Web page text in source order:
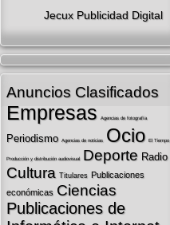
Jecux Publicidad Digital
Anuncios Clasificados
Empresas Agencias de fotografí­a
Periodismo Agencias de noticias Ocio El Tiempo
Producción y distribución audiovisual Deporte Radio
Cultura Titulares Publicaciones
económicas Ciencias
Publicaciones de